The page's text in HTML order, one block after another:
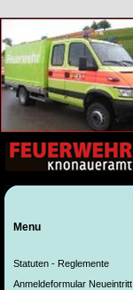
Menu
Statuten - Reglemente
Anmeldeformular Neueintritt